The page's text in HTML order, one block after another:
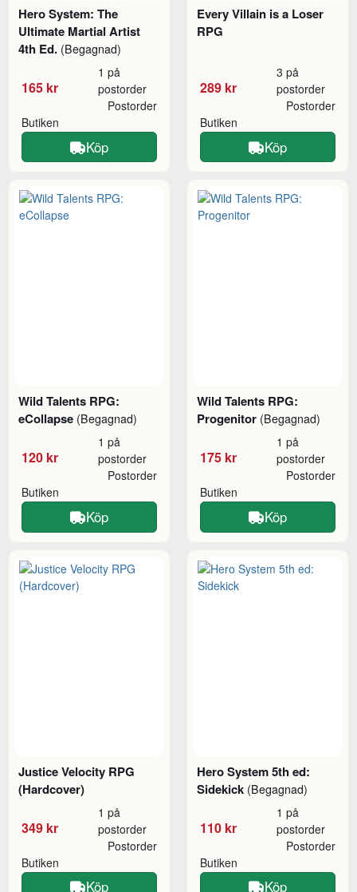
Hero System: The
Ultimate Martial Artist
4th Ed. (Begagnad)
165 kr
1 på
postorder
Butiken
Postorder
Köp
Every Villain is a Loser
RPG
289 kr
3 på
postorder
Butiken
Postorder
Köp
Wild Talents RPG:
eCollapse (Begagnad)
120 kr
1 på
postorder
Butiken
Postorder
Köp
Wild Talents RPG:
Progenitor (Begagnad)
175 kr
1 på
postorder
Butiken
Postorder
Köp
Justice Velocity RPG
(Hardcover)
349 kr
1 på
postorder
Butiken
Postorder
Köp
Hero System 5th ed:
Sidekick (Begagnad)
110 kr
1 på
postorder
Butiken
Postorder
Köp